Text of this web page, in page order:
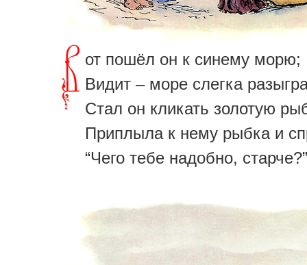
от пошёл он к синему морю;
Видит – море слегка
Стал он кликать золотую
Приплыла к нему рыбка и
“Чего тебе надобно, старче?”